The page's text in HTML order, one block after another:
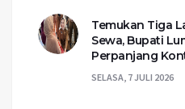
Temukan Tiga
Sewa, Bupati
Perpanjang
SELASA, 7 JULI 2026